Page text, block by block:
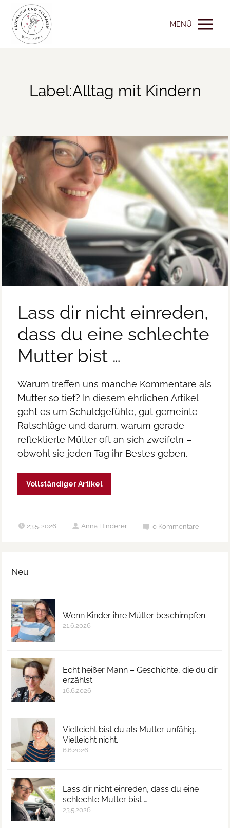
MENÜ
Label:Alltag mit Kindern
Lass dir nicht einreden,
dass du eine schlechte
Mutter bist …
Warum treffen uns manche Kommentare als
Mutter so tief? In diesem ehrlichen Artikel
geht es um Schuldgefühle, gut gemeinte
Ratschläge und darum, warum gerade
reflektierte Mütter oft an sich zweifeln –
obwohl sie jeden Tag ihr Bestes geben.
Vollständiger Artikel
23.5. 2026 Anna Hinderer 0 Kommentare
Neu
Wenn Kinder ihre Mütter beschimpfen
21.6.2026
Echt heißer Mann – Geschichte, die du dir
erzählst.
16.6.2026
Vielleicht bist du als Mutter unfähig.
Vielleicht nicht.
6.6.2026
Lass dir nicht einreden, dass du eine
schlechte Mutter bist …
23.5.2026